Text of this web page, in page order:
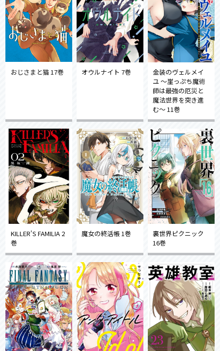
おじさまと猫 17巻 オウルナイト 7巻
金装のヴェルメイ
ユ ～崖っぷち魔術
師は最強の厄災と
魔法世界を突き進
む～ 11巻
KILLER'S FAMILIA 2
巻
魔女の終活帳 1巻
裏世界ピクニック
16巻